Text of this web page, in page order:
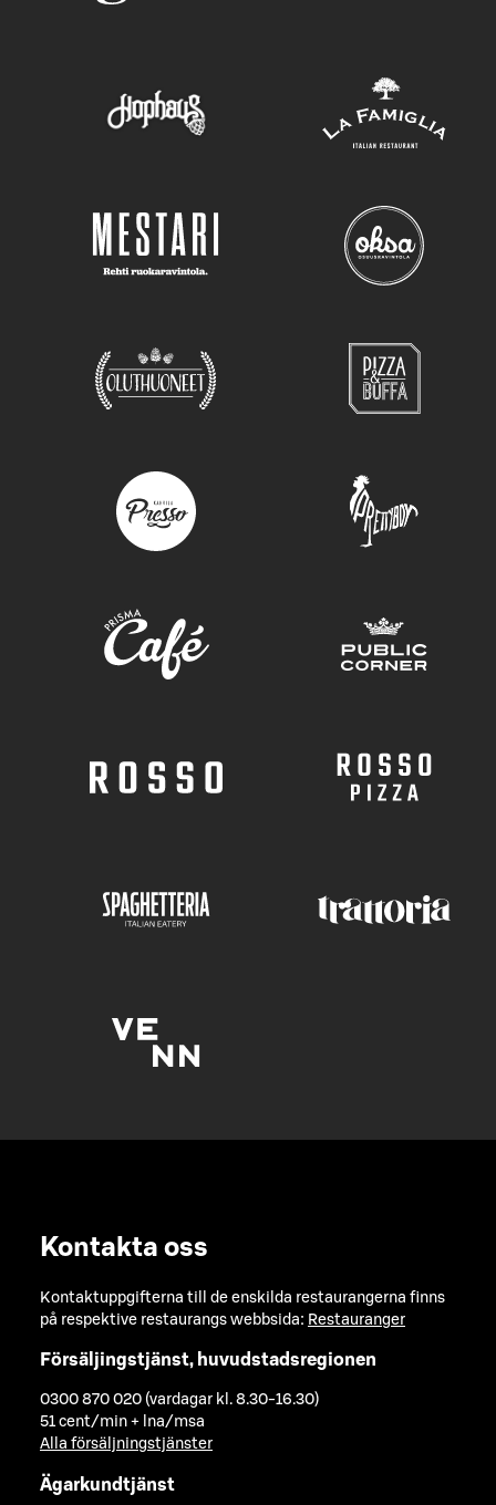
Kontakta oss
Kontaktuppgifterna till de enskilda restaurangerna finns
på respektive restaurangs webbsida: Restauranger
Försäljingstjänst, huvudstadsregionen
0300 870 020 (vardagar kl. 8.30-16.30)
51 cent/min + lna/msa
Alla försäljningstjänster
Ägarkundtjänst